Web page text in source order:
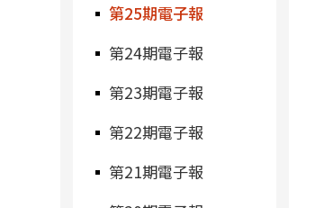
第25期電子報
第24期電子報
第23期電子報
第22期電子報
第21期電子報